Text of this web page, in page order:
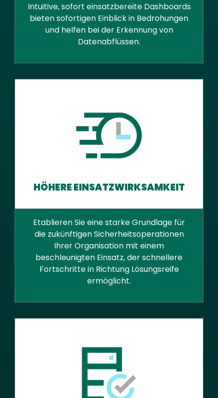
Intuitive, sofort einsatzbereite Dashboards
bieten sofortigen Einblick in Bedrohungen
und helfen bei der Erkennung von
Datenabflüssen.
HÖHERE EINSATZWIRKSAMKEIT
Etablieren Sie eine starke Grundlage für
die zukünftigen Sicherheitsoperationen
Ihrer Organisation mit einem
beschleunigten Einsatz, der schnellere
Fortschritte in Richtung Lösungsreife
ermöglicht.